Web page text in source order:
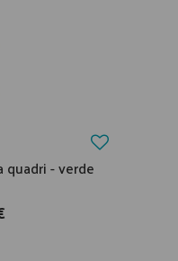
quadri - verde